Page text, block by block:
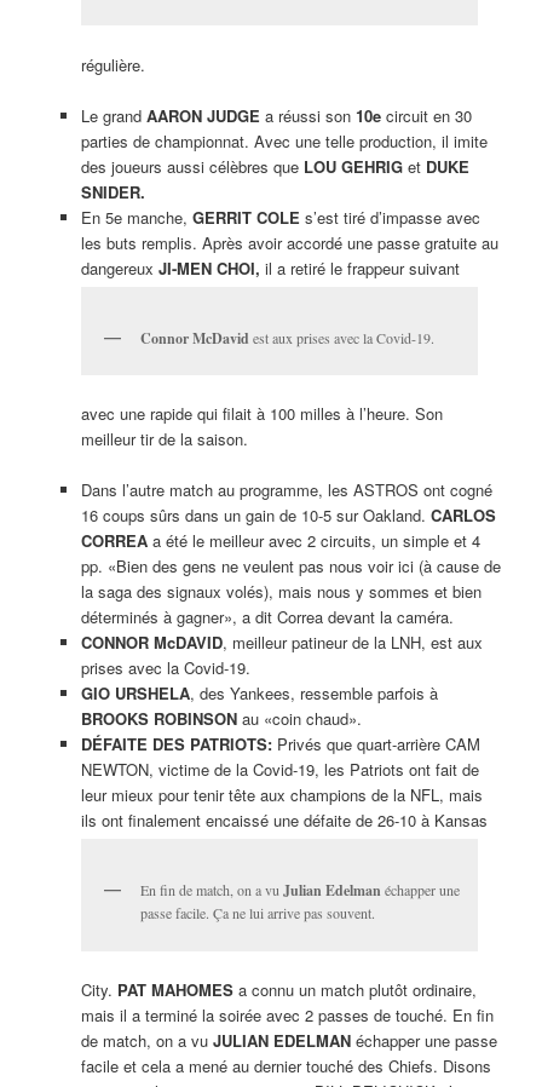
régulière.
Le grand AARON JUDGE a réussi son 10ecircuit en 30
parties de championnat. Avec une telle production, il imite
des joueurs aussi célèbres que LOU GEHRIGet DUKE
SNIDER.
En 5e manche, GERRIT COLE s’est tiré d’impasse avec
les buts remplis. Après avoir accordé une passe gratuite au
dangereux JI-MEN CHOI, il a retiré le frappeur suivant
Connor McDavid est aux prises avec la Covid-19.
avec une rapide qui filait à 100 milles à l’heure. Son
meilleur tir de la saison.
Dans l’autre match au programme, les ASTROS ont cogné
16 coups sûrs dans un gain de 10-5 sur Oakland. CARLOS
CORREAa été le meilleur avec 2 circuits, un simple et 4
pp. «Bien des gens ne veulent pas nous voir ici (à cause de
la saga des signaux volés), mais nous y sommes et bien
déterminés à gagner», a dit Correa devant la caméra.
CONNOR McDAVID, meilleur patineur de la LNH, est aux
prises avec la Covid-19.
GIO URSHELA, des Yankees, ressemble parfois à
BROOKS ROBINSONau «coin chaud».
DÉFAITE DES PATRIOTS:Privés que quart-arrière CAM
NEWTON, victime de la Covid-19, les Patriots ont fait de
leur mieux pour tenir tête aux champions de la NFL, mais
ils ont finalement encaissé une défaite de 26-10 à Kansas
En fin de match, on a vuJulian Edelman échapper une
passe facile. Ça ne lui arrive pas souvent.
City. PAT MAHOMESa connu un match plutôt ordinaire,
mais il a terminé la soirée avec 2 passes de touché. En fin
de match, on a vu JULIAN EDELMANéchapper une passe
facile et cela a mené au dernier touché des Chiefs. Disons